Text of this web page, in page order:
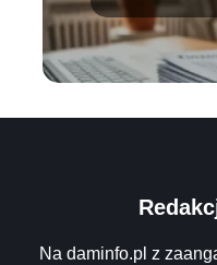
Na daminfo.pl z